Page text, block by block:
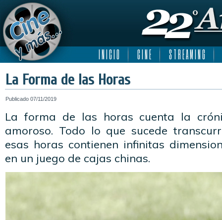
I N I C I O C I N E S T R E A M I N G
La Forma de las Horas
Publicado 07/11/2019
La forma de las horas cuenta la
amoroso. Todo lo que sucede
esas horas contienen infinitas
en un juego de cajas chinas.